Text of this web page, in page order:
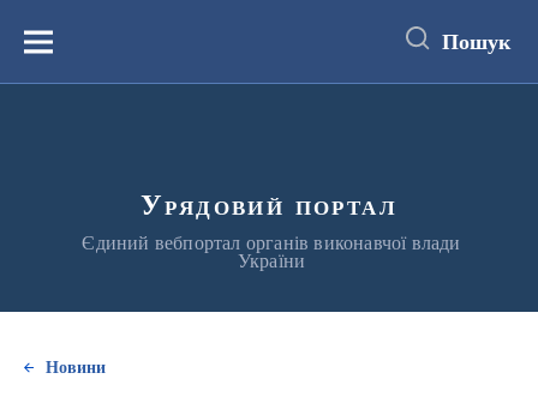
вмістуМеню Пошук
Урядовий портал
Єдиний вебпортал органів виконавчої влади
України
Новини